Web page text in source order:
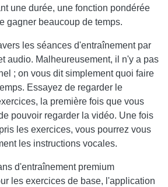
une durée, une fonction pondérée
gagner beaucoup de temps.
les séances d'entraînement par
audio. Malheureusement, il n'y a pas
; on vous dit simplement quoi faire
Essayez de regarder le
la première fois que vous
pouvoir regarder la vidéo. Une fois
les exercices, vous pourrez vous
les instructions vocales.
d'entraînement premium
les exercices de base, l'application